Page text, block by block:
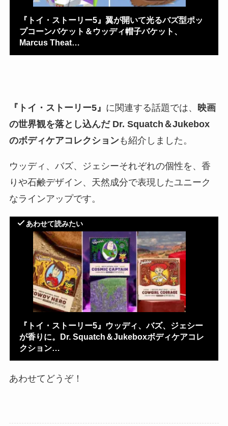
『トイ・ストーリー5』翼が開いて光るバズ型ポッ
プコーンバケット＆ウッディ帽子バケット、
Marcus Theat…
『トイ・ストーリー5』 に関連する話題では、 映画
の世界観を落とし込んだ Dr. Squatch＆Jukebox
のボディケアコレクションも紹介しました。
ウッディ、バズ、ジェシーそれぞれの個性を、香
りや石鹸デザイン、天然成分で表現したユニーク
なラインアップです。
あわせて読みたい
『トイ・ストーリー5』ウッディ、バズ、ジェシー
が香りに。Dr. Squatch＆Jukeboxボディケアコレ
クション…
あわせてどうぞ！